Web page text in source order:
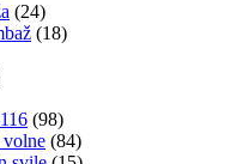
(24)
(18)
(98)
(84)